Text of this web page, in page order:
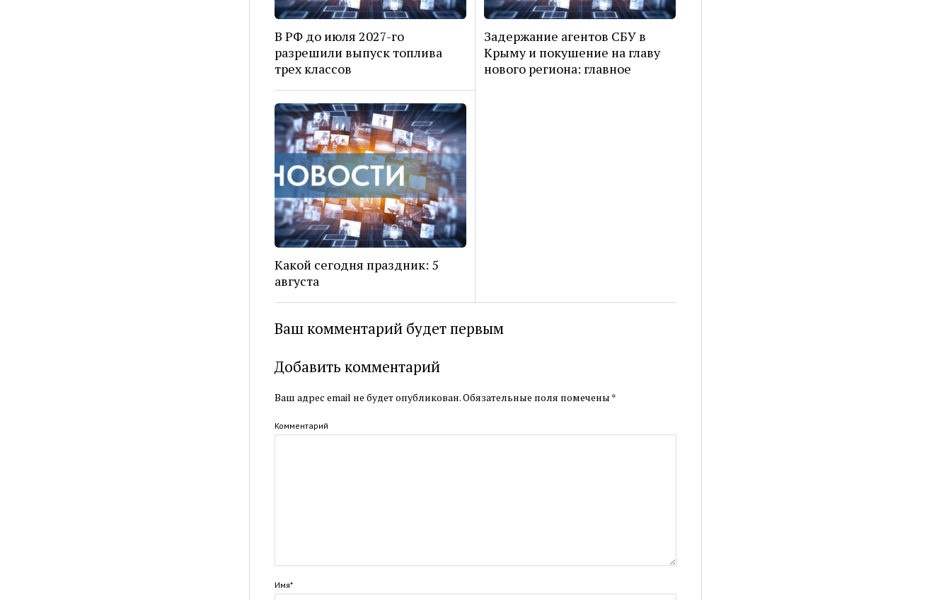
В РФ до июля 2027-го
разрешили выпуск топлива
трех классов
Задержание агентов СБУ в
Крыму и покушение на главу
нового региона: главное
Какой сегодня праздник: 5
августа
Ваш комментарий будет первым
Добавить комментарий
Ваш адрес email не будет опубликован.Обязательные поля помечены *
Комментарий
Имя*